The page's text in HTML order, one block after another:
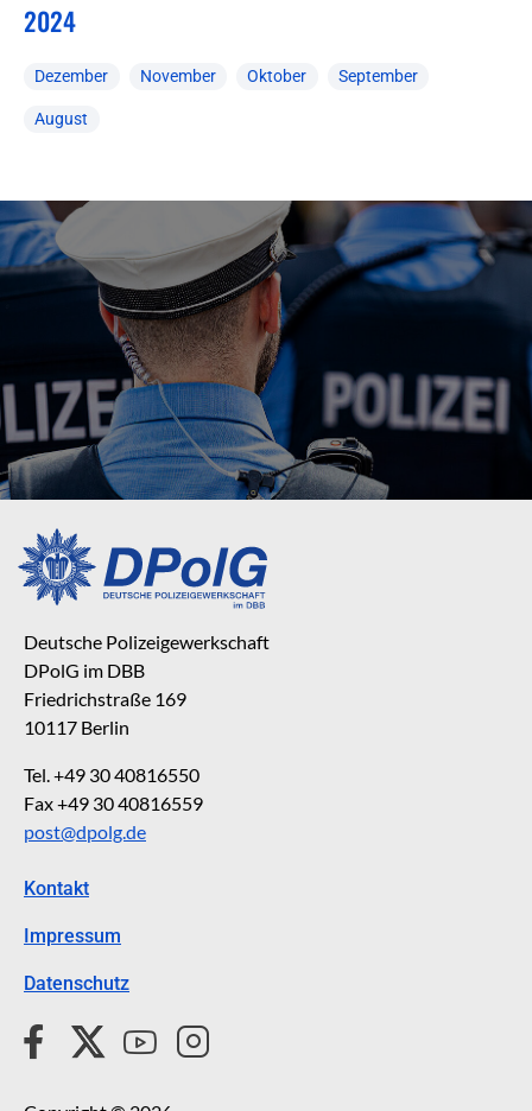
2024
Dezember November Oktober September
August
Deutsche Polizeigewerkschaft
DPolG im DBB
Friedrichstraße 169
10117 Berlin
Tel. +49 30 40816550
Fax +49 30 40816559
post@dpolg.de
Kontakt
Impressum
Datenschutz